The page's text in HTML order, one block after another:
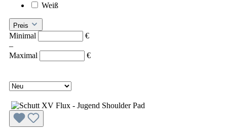
Weiß
Preis
Minimal
€
–
Maximal
€